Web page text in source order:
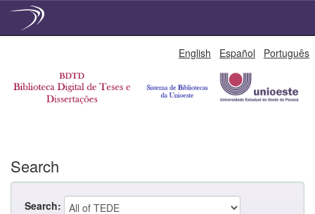
English Español Português
Search
Search: